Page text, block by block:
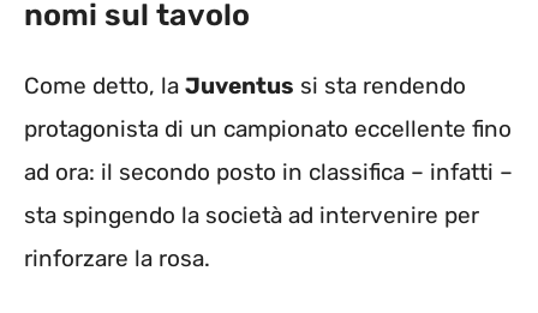
nomi sul tavolo
Come detto, la Juventus si sta rendendo
protagonista di un campionato eccellente fino
ad ora: il secondo posto in classifica – infatti –
sta spingendo la società ad intervenire per
rinforzare la rosa.